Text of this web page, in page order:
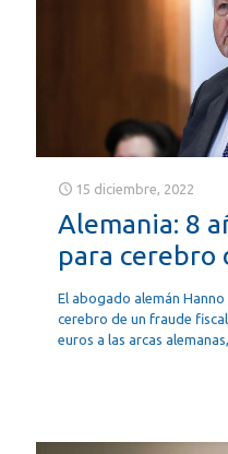
15 diciembre, 2022
Alemania: 8
para cerebro
El abogado alemán
cerebro de un fraude
euros a las arcas